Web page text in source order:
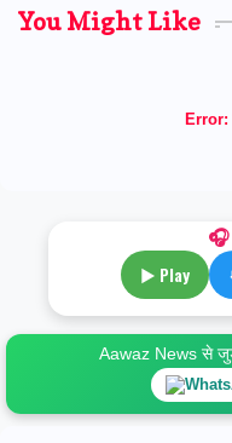
You Might Like
Error:
🎧
▶ Play
Aawaz News से